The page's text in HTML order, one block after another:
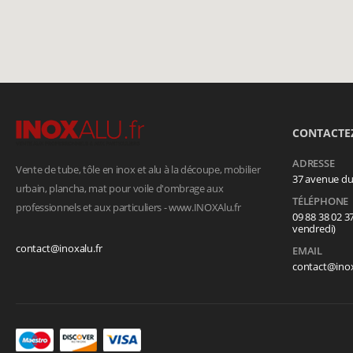
Vente de tube, tôle en inox et alu à la découpe, mobilier
urbain, plancha, mat pour voile d'ombrage aux
professionnels et aux particuliers - www.INOXAlu.fr
contact@inoxalu.fr
ADRESSE
37 avenue
TÉLÉPHONE
09 88 38 02
vendredi)
EMAIL